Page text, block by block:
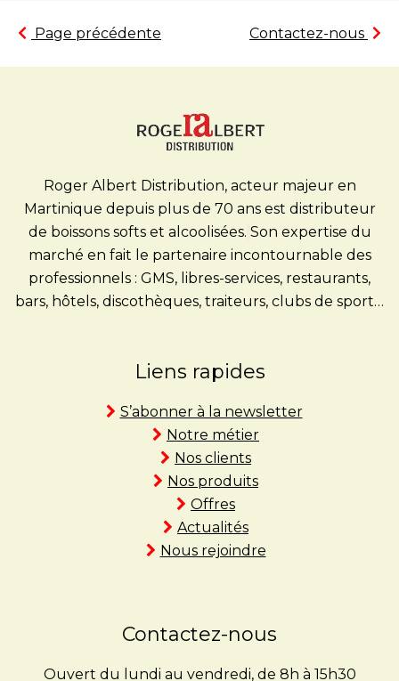
Page précédente Contactez-nous
Roger Albert Distribution, acteur majeur en
Martinique depuis plus de 70 ans est distributeur
de boissons softs et alcoolisées. Son expertise du
marché en fait le partenaire incontournable des
professionnels : GMS, libres-services, restaurants,
bars, hôtels, discothèques, traiteurs, clubs de sport…
Liens rapides
S’abonner à la newsletter
Notre métier
Nos clients
Nos produits
Offres
Actualités
Nous rejoindre
Contactez-nous
Ouvert du lundi au vendredi, de 8h à 15h30